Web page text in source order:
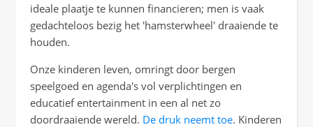
ideale plaatje te kunnen financieren; men is vaak
gedachteloos bezig het 'hamsterwheel' draaiende te
houden.
Onze kinderen leven, omringt door bergen
speelgoed en agenda's vol verplichtingen en
educatief entertainment in een al net zo
doordraaiende wereld. De druk neemt toe. Kinderen